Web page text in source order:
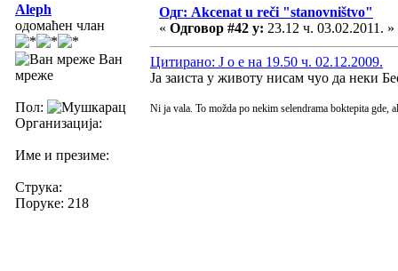
Aleph
одомаћен члан
Ван
мреже
Пол:
Организација:
Име и презиме:
Струка:
Поруке: 218
Одг: Akcenat u reči "stanovništvo"
« Одговор #42 у: 23.12 ч. 03.02.2011. »
Цитирано: J o e на 19.50 ч. 02.12.2009.
Ја заиста у животу нисам чуо да неки
Ni ja vala. To možda po nekim selendrama boktepita gde,